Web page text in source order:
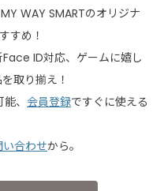
WAY SMARTのオリジナ
すめ！
ID対応、ゲームに嬉し
取り揃え！
、 会員登録ですぐに使える
い合わせから。